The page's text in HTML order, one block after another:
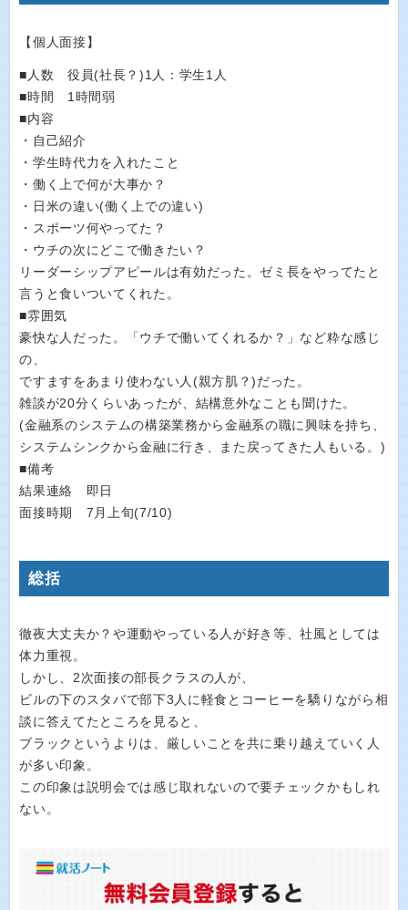
【個人面接】
■人数 役員(社長？)1人：学生1人
■時間 1時間弱
■内容
・自己紹介
・学生時代力を入れたこと
・働く上で何が大事か？
・日米の違い(働く上での違い)
・スポーツ何やってた？
・ウチの次にどこで働きたい？
リーダーシップアピールは有効だった。ゼミ長をやってたと
言うと食いついてくれた。
■雰囲気
豪快な人だった。「ウチで働いてくれるか？」など粋な感じ
の、
ですますをあまり使わない人(親方肌？)だった。
雑談が20分くらいあったが、結構意外なことも聞けた。
(金融系のシステムの構築業務から金融系の職に興味を持ち、
システムシンクから金融に行き、また戻ってきた人もいる。)
■備考
結果連絡 即日
面接時期 7月上旬(7/10)
総括
徹夜大丈夫か？や運動やっている人が好き等、社風としては
体力重視。
しかし、2次面接の部長クラスの人が、
ビルの下のスタバで部下3人に軽食とコーヒーを驕りながら相
談に答えてたところを見ると、
ブラックというよりは、厳しいことを共に乗り越えていく人
が多い印象。
この印象は説明会では感じ取れないので要チェックかもしれ
ない。